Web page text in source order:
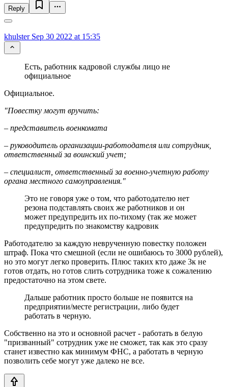
Reply
khulsterSep 30 2022 at 15:35
Есть, работник кадровой службы лицо не
официальное
Официальное.
"Повестку могут вручить:
– представитель военкомата
– руководитель организации-работодателя или сотрудник,
ответственный за воинский учет;
– специалист, ответственный за военно-учетную работу
органа местного самоуправления."
Это не говоря уже о том, что работодателю нет
резона подставлять своих же работников и он
может предупредить их по-тихому (так же может
предупредить по знакомству кадровик
Работодателю за каждую неврученную повестку положен
штраф. Пока что смешной (если не ошибаюсь то 3000 рублей),
но это могут легко проверить. Плюс таких кто даже 3к не
готов отдать, но готов слить сотрудника тоже к сожалению
предостаточно на этом свете.
Дальше работник просто больше не появится на
предприятии/месте регистрации, либо будет
работать в черную.
Собственно на это и основной расчет - работать в белую
"призванный" сотрудник уже не сможет, так как это сразу
станет известно как минимум ФНС, а работать в черную
позволить себе могут уже далеко не все.